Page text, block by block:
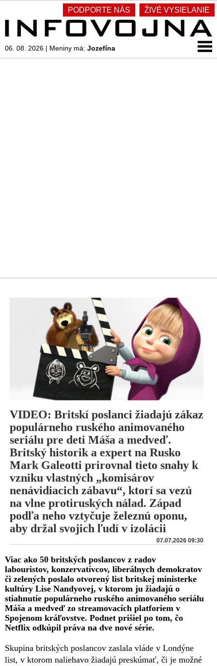
PODPORTE NÁS ŽIVÉ VYSIELANIE
06. 08. 2026 | Meniny má: Jozefína
VIDEO: Britskí poslanci žiadajú zákaz
populárneho ruského animovaného
seriálu pre deti Máša a medveď.
Britský historik a expert na Rusko
Mark Galeotti prirovnal tieto snahy k
vzniku vlastných „komisárov
nenávidiacich zábavu“, ktorí sa vezú
na vlne protiruských nálad. Západ
podľa neho vztyčuje železnú oponu,
aby držal svojich ľudí v izolácii
07.07.2026 09:30
Viac ako 50 britských poslancov z radov
labouristov, konzervatívcov, liberálnych demokratov
či zelených poslalo otvorený list britskej ministerke
kultúry Lise Nandyovej, v ktorom ju žiadajú o
stiahnutie populárneho ruského animovaného seriálu
Máša a medveď zo streamovacích platforiem v
Spojenom kráľovstve. Podnet prišiel po tom, čo
Netflix odkúpil práva na dve nové série.
Skupina britských poslancov zaslala vláde v Londýne
list, v ktorom naliehavo žiadajú preskúmať, či je možné